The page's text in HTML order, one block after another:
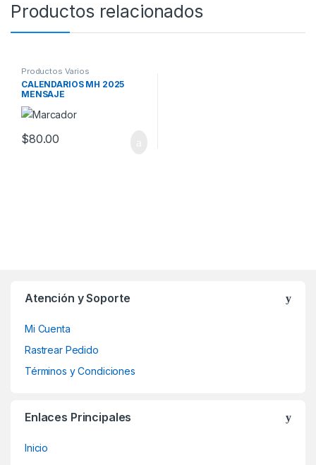
Productos relacionados
Productos Varios
CALENDARIOS MH 2025
MENSAJE
$80.00
Atención y Soporte
Mi Cuenta
Rastrear Pedido
Términos y Condiciones
Enlaces Principales
Inicio